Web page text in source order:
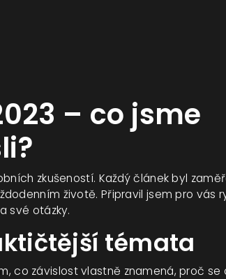
– co jsme
zkušeností. Každý článek byl
životě. Připravil jsem pro vás
své otázky.
témata
co závislost vlastně znamená, proč se